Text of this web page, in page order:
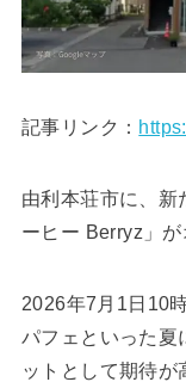
記事リンク：
由利本荘市に、新
ーヒー Berryz」が
2026年7月1日10
パフェといった夏
ットとして期待が